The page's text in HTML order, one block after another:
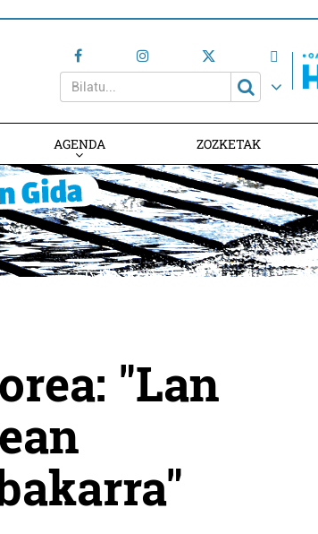
AGENDA ZOZKETAK
"Lan